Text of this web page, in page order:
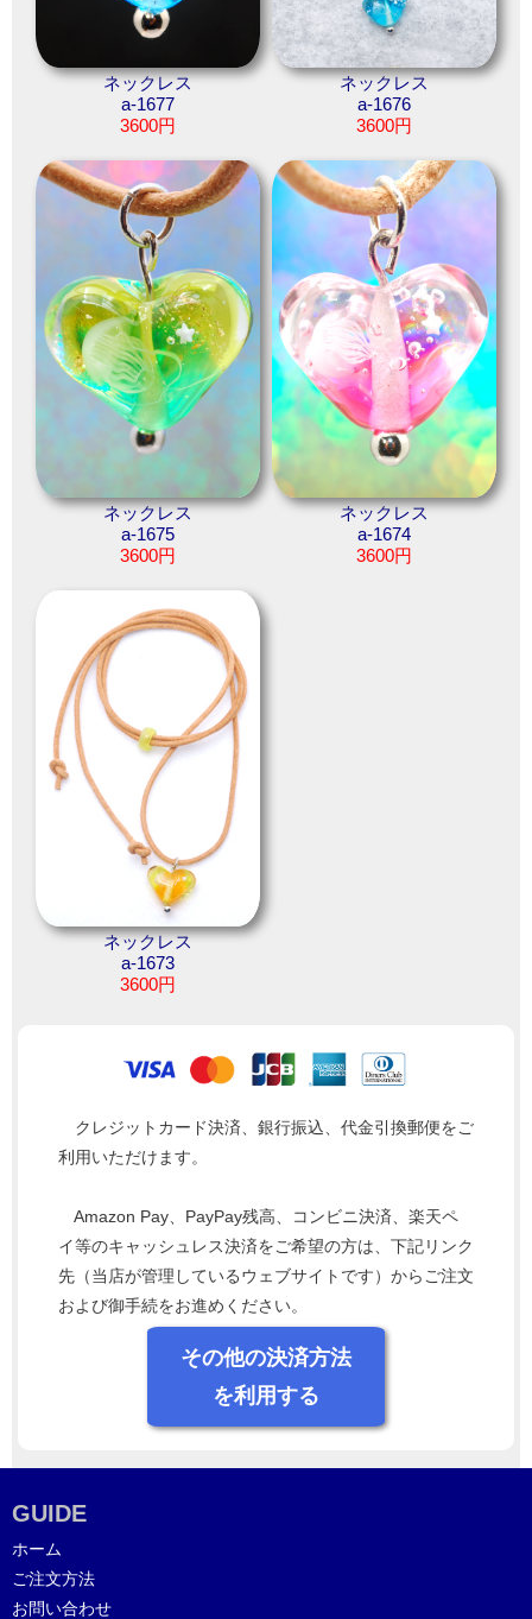
ネックレス
a-1677
3600円
ネックレス
a-1676
3600円
ネックレス
a-1675
3600円
ネックレス
a-1674
3600円
ネックレス
a-1673
3600円
クレジットカード決済、銀行振込、代金引換郵便をご
利用いただけます。
Amazon Pay、PayPay残高、コンビニ決済、楽天ペ
イ等のキャッシュレス決済をご希望の方は、下記リンク
先（当店が管理しているウェブサイトです）からご注文
および御手続をお進めください。
その他の決済方法
を利用する
GUIDE
ホーム
ご注文方法
お問い合わせ